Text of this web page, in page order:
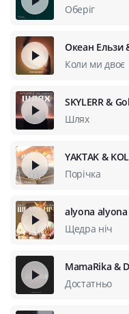
Оберіг
Океан Ельзи
Коли ми двоє
SKYLERR &
Шлях
YAKTAK &
Порічка
Щедра ніч
MamaRika &
Достатньо